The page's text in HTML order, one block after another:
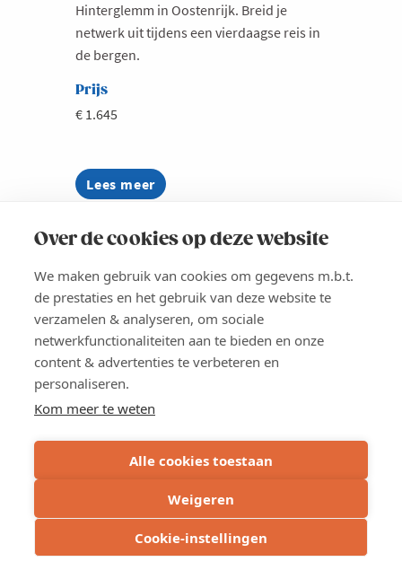
Over de cookies op deze website
We maken gebruik van cookies om gegevens m.b.t.
de prestaties en het gebruik van deze website te
verzamelen & analyseren, om sociale
netwerkfunctionaliteiten aan te bieden en onze
content & advertenties te verbeteren en
personaliseren.
Kom meer te weten
Alle cookies toestaan
Weigeren
Cookie-instellingen
Hinterglemm in Oostenrijk. Breid je
netwerk uit tijdens een vierdaagse reis in
de bergen.
Prijs
€ 1.645
Lees meer
about
Voka
naar
Hinterglemm
2027